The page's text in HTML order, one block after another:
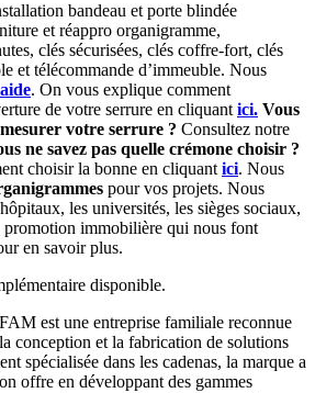
bandeau et porte blindée
et réappro organigramme,
clés sécurisées, clés coffre-fort, clés
et télécommande d’immeuble. Nous
. On vous explique comment
de votre serrure en cliquant ici. Vous
votre serrure ? Consultez notre
ne savez pas quelle crémone choisir ?
choisir la bonne en cliquant ici. Nous
pour vos projets. Nous
les universités, les sièges sociaux,
promotion immobilière qui nous font
en savoir plus.
disponible.
est une entreprise familiale reconnue
conception et la fabrication de solutions
spécialisée dans les cadenas, la marque a
offre en développant des gammes